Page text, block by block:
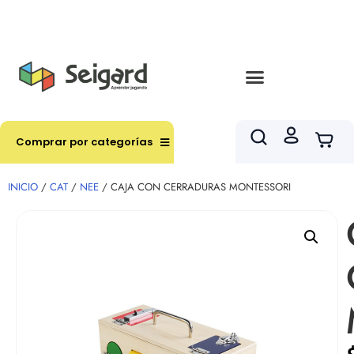
Comprar por categorías
INICIO / CAT / NEE / CAJA CON CERRADURAS MONTESSORI